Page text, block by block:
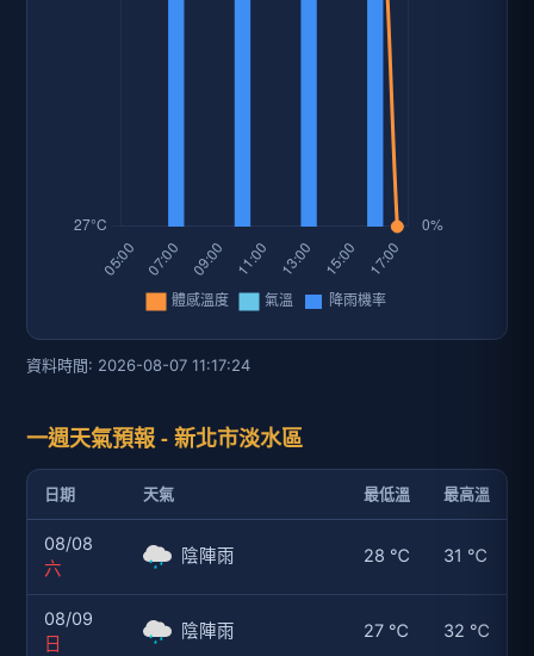
資料時間: 2026-08-07 11:17:24
一週天氣預報 - 新北市淡水區
日期 天氣 最低溫 最高溫
08/08
六
陰陣雨 28 ℃ 31 ℃
08/09
日
陰陣雨 27 ℃ 32 ℃